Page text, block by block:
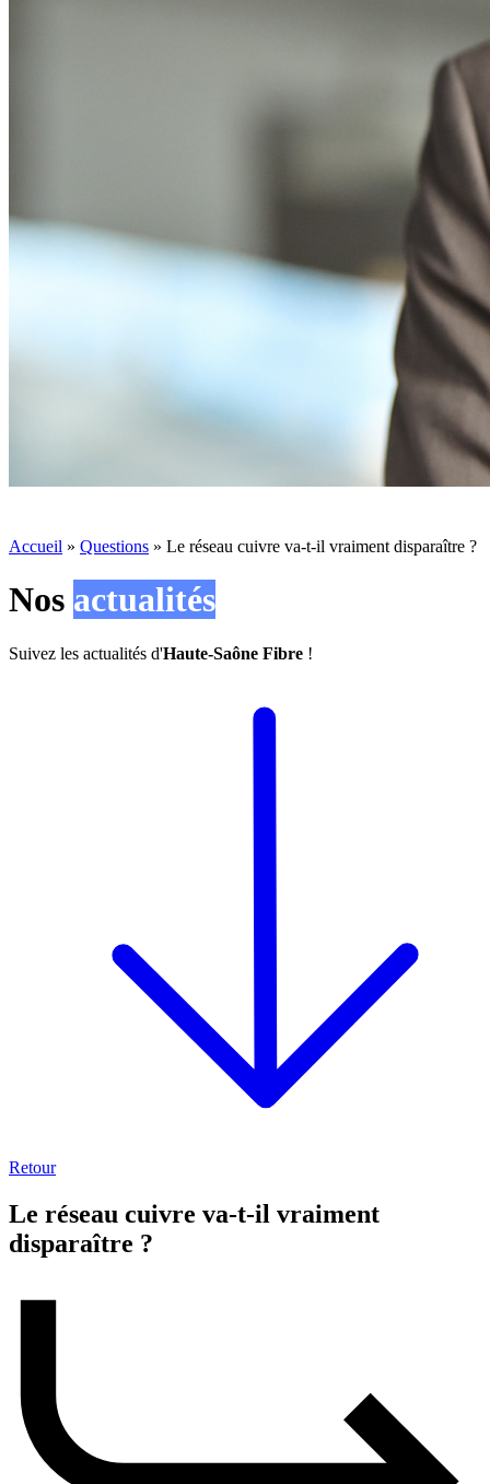
Accueil » Questions » Le réseau cuivre va-t-il vraiment disparaître ?
Nos actualités
Suivez les actualités d'Haute-Saône Fibre !
Retour
Le réseau cuivre va-t-il vraiment
disparaître ?